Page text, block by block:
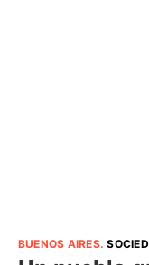
BUENOS AIRES.